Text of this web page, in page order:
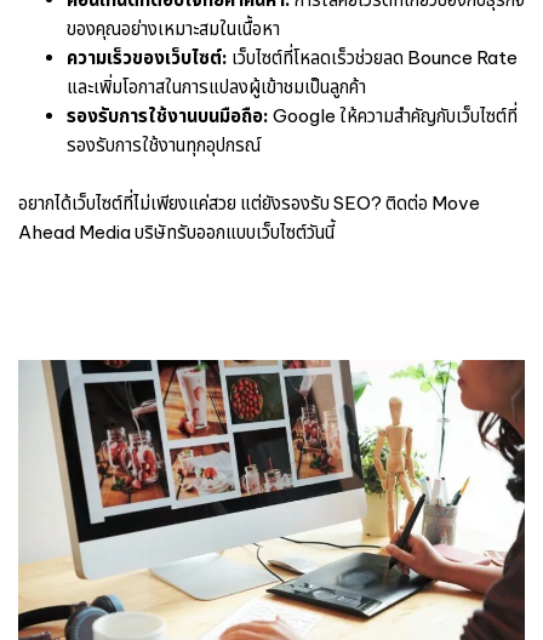
ของคุณอย่างเหมาะสมในเนื้อหา
ความเร็วของเว็บไซต์: เว็บไซต์ที่โหลดเร็วช่วยลด Bounce Rate
และเพิ่มโอกาสในการแปลงผู้เข้าชมเป็นลูกค้า
รองรับการใช้งานบนมือถือ: Google ให้ความสำคัญกับเว็บไซต์ที่
รองรับการใช้งานทุกอุปกรณ์
อยากได้เว็บไซต์ที่ไม่เพียงแค่สวย แต่ยังรองรับ SEO? ติดต่อ Move
Ahead Mediaบริษัทรับออกแบบเว็บไซต์วันนี้